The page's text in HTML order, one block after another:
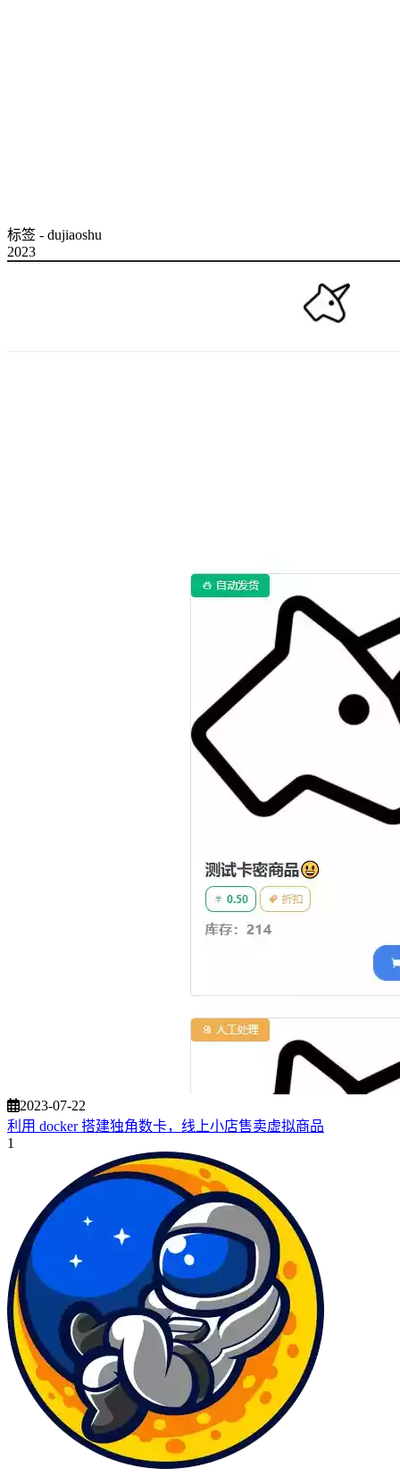
标签 - dujiaoshu
2023
2023-07-22
利用 docker 搭建独角数卡，线上小店售卖虚拟商品
1